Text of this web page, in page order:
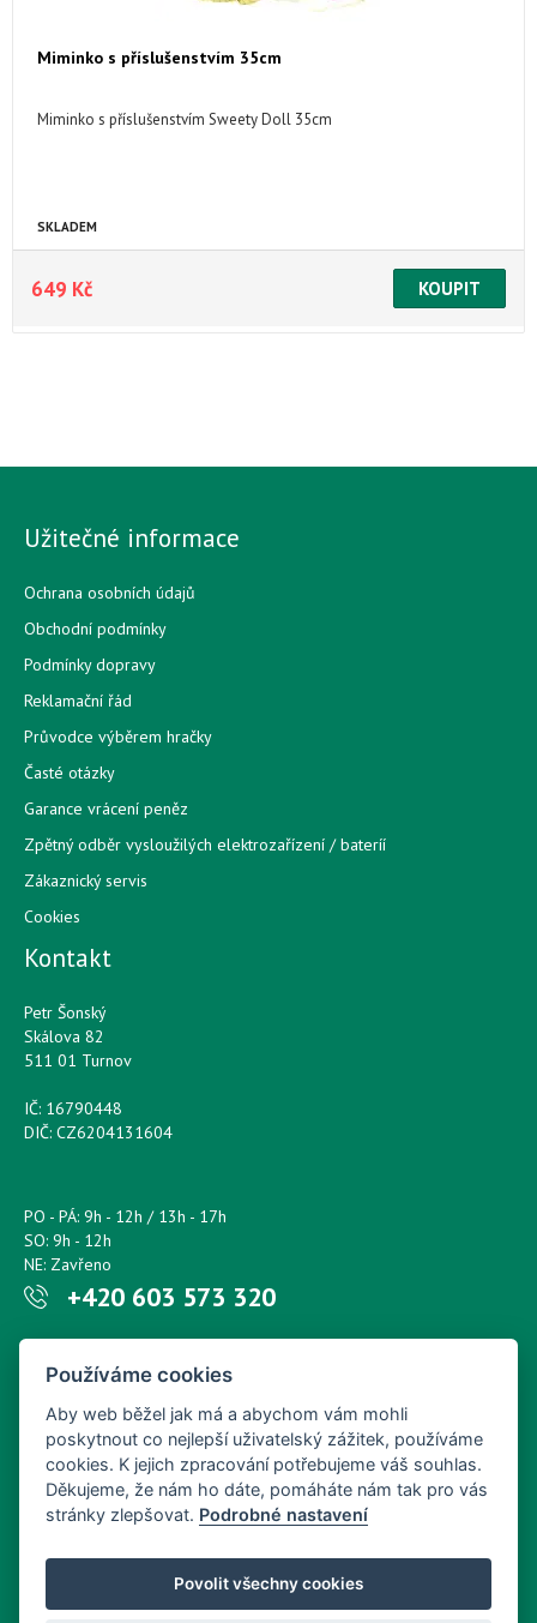
Miminko s příslušenstvím 35cm
Miminko s příslušenstvím Sweety Doll 35cm
SKLADEM
649 Kč
Užitečné informace
Ochrana osobních údajů
Obchodní podmínky
Podmínky dopravy
Reklamační řád
Průvodce výběrem hračky
Časté otázky
Garance vrácení peněz
Zpětný odběr vysloužilých elektrozařízení / bateríí
Zákaznický servis
Cookies
Kontakt
Petr Šonský
Skálova 82
511 01 Turnov
IČ: 16790448
DIČ: CZ6204131604
PO - PÁ: 9h - 12h / 13h - 17h
SO: 9h - 12h
NE: Zavřeno
+420 603 573 320
petr.sonsky@centrum.cz
Používáme cookies
Aby web běžel jak má a abychom vám mohli
poskytnout co nejlepší uživatelský zážitek, používáme
cookies. K jejich zpracování potřebujeme váš souhlas.
Děkujeme, že nám ho dáte, pomáháte nám tak pro vás
stránky zlepšovat. Podrobné nastavení
Povolit všechny cookies